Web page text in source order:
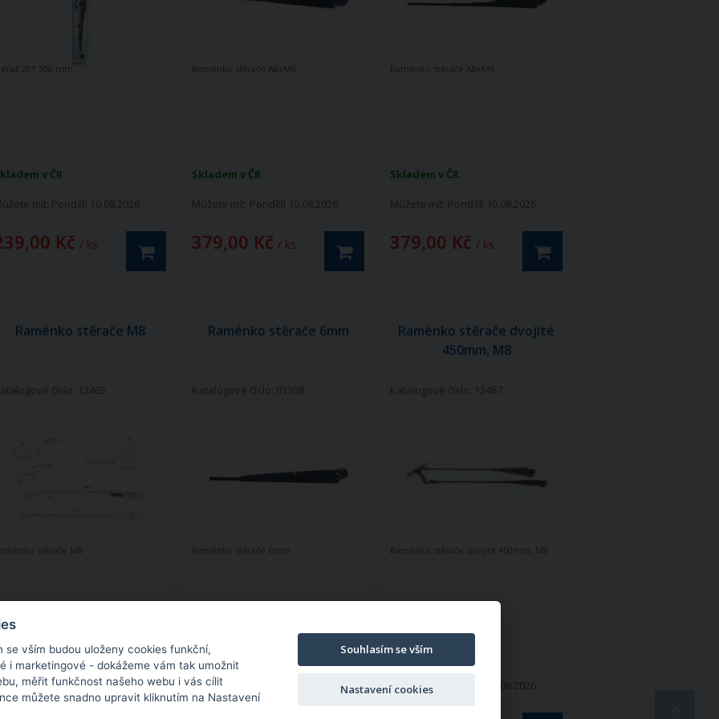
v ČR
mít: Pondělí 10.08.2026
Kč / ks
Stěrač 20° 500 mm.
Skladem v ČR
Můžete mít: Pondělí 10.08.2026
379,00 Kč / ks
Raménko stěrače A8xM6
Skladem v ČR
Můžete mít: Pondělí 10.08.2026
379,00 Kč / ks
Raménko stěrače A8xM6
Raménko stěrače M8
číslo: 12465
v ČR
mít: Pondělí 10.08.2026
stěrače M8
Raménko stěrače 6mm
Katalogové číslo: 01308
Skladem v ČR
Můžete mít:
Raménko stěrače 6mm
Raménko stěrače dvojité
450mm, M8
Katalogové číslo: 12467
Skladem v ČR
Můžete mít: Pondělí 10.08.2026
Raménko stěrače dvojité 450mm, M8
se vším budou uloženy cookies funkční,
i marketingové - dokážeme vám tak umožnit
měřit funkčnost našeho webu i vás cílit
můžete snadno upravit kliknutím na Nastavení
Souhlasím se vším
Nastavení cookies